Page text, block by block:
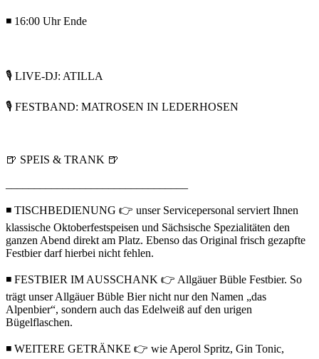
◾ 16:00 Uhr Ende
🎙️ LIVE-DJ: ATILLA
🎙️ FESTBAND: MATROSEN IN LEDERHOSEN
🍺 SPEIS & TRANK 🍺
◾ TISCHBEDIENUNG 👉 unser Servicepersonal serviert Ihnen
klassische Oktoberfestspeisen und Sächsische Spezialitäten den
ganzen Abend direkt am Platz. Ebenso das Original frisch gezapfte
Festbier darf hierbei nicht fehlen.
◾ FESTBIER IM AUSSCHANK 👉 Allgäuer Büble Festbier. So
trägt unser Allgäuer Büble Bier nicht nur den Namen „das
Alpenbier“, sondern auch das Edelweiß auf den urigen
Bügelflaschen.
◾ WEITERE GETRÄNKE 👉 wie Aperol Spritz, Gin Tonic,